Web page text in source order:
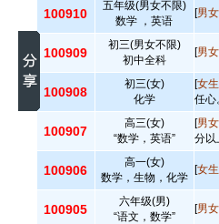
100910
五年级(男女不限)
数学 ，英语
[男
100909
初三(男女不限)
初中全科
[男
100908
初三(女)
化学
[女生
任心
100907
高三(女)
“数学，英语”
[男
分以
100906
高一(女)
数学，生物，化学
[女生
100905
六年级(男)
“语文，数学”
[男